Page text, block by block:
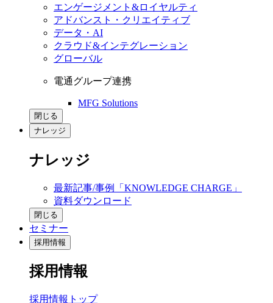
エンゲージメント&ロイヤルティ
アドバンスト・クリエイティブ
データ・AI
クラウド&インテグレーション
グローバル
電通グループ連携
MFG Solutions
閉じる
ナレッジ
ナレッジ
最新記事/事例「KNOWLEDGE CHARGE」
資料ダウンロード
閉じる
セミナー
採用情報
採用情報
採用情報トップ